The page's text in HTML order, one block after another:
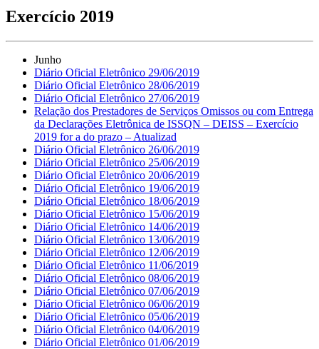
Exercício 2019
Junho
Diário Oficial Eletrônico 29/06/2019
Diário Oficial Eletrônico 28/06/2019
Diário Oficial Eletrônico 27/06/2019
Relação dos Prestadores de Serviços Omissos ou com Entrega
da Declarações Eletrônica de ISSQN – DEISS – Exercício
2019 for a do prazo – Atualizad
Diário Oficial Eletrônico 26/06/2019
Diário Oficial Eletrônico 25/06/2019
Diário Oficial Eletrônico 20/06/2019
Diário Oficial Eletrônico 19/06/2019
Diário Oficial Eletrônico 18/06/2019
Diário Oficial Eletrônico 15/06/2019
Diário Oficial Eletrônico 14/06/2019
Diário Oficial Eletrônico 13/06/2019
Diário Oficial Eletrônico 12/06/2019
Diário Oficial Eletrônico 11/06/2019
Diário Oficial Eletrônico 08/06/2019
Diário Oficial Eletrônico 07/06/2019
Diário Oficial Eletrônico 06/06/2019
Diário Oficial Eletrônico 05/06/2019
Diário Oficial Eletrônico 04/06/2019
Diário Oficial Eletrônico 01/06/2019